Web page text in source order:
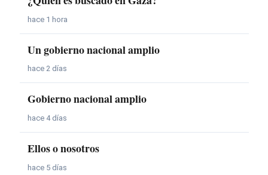
hace 1 hora
Un gobierno nacional amplio
hace 2 días
Gobierno nacional amplio
hace 4 días
Ellos o nosotros
hace 5 días